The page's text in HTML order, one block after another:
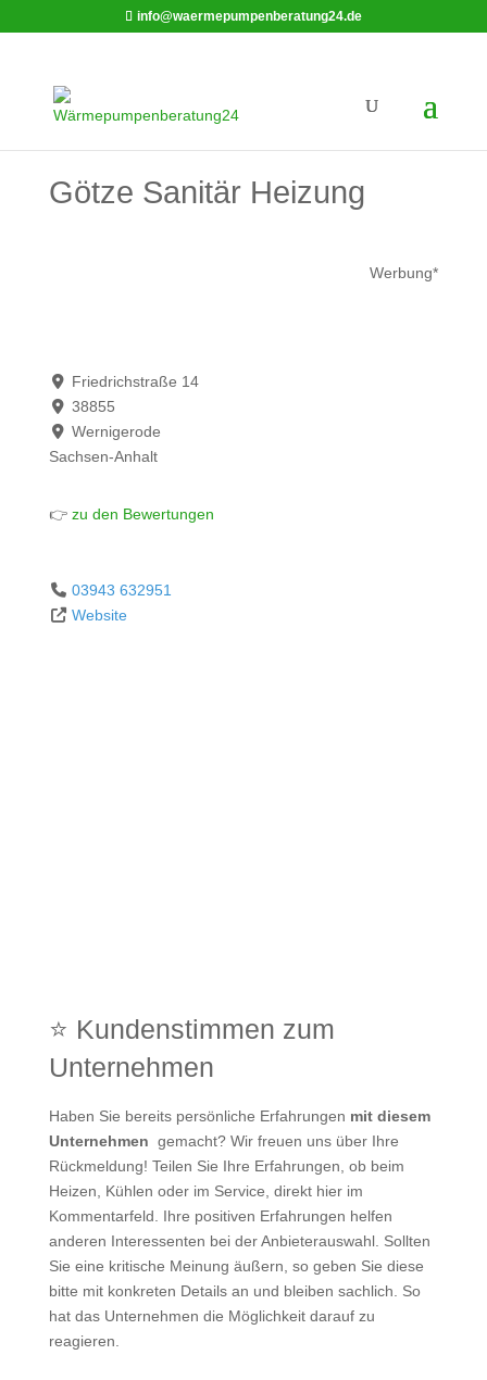
info@waermepumpenberatung24.de
Götze Sanitär Heizung
Werbung*
Friedrichstraße 14
38855
Wernigerode
Sachsen-Anhalt
👉zu den Bewertungen
03943 632951
Website
⭐ Kundenstimmen zum
Unternehmen
Haben Sie bereits persönliche Erfahrungen mit diesem
Unternehmen gemacht? Wir freuen uns über Ihre
Rückmeldung! Teilen Sie Ihre Erfahrungen, ob beim
Heizen, Kühlen oder im Service, direkt hier im
Kommentarfeld. Ihre positiven Erfahrungen helfen
anderen Interessenten bei der Anbieterauswahl. Sollten
Sie eine kritische Meinung äußern, so geben Sie diese
bitte mit konkreten Details an und bleiben sachlich. So
hat das Unternehmen die Möglichkeit darauf zu
reagieren.